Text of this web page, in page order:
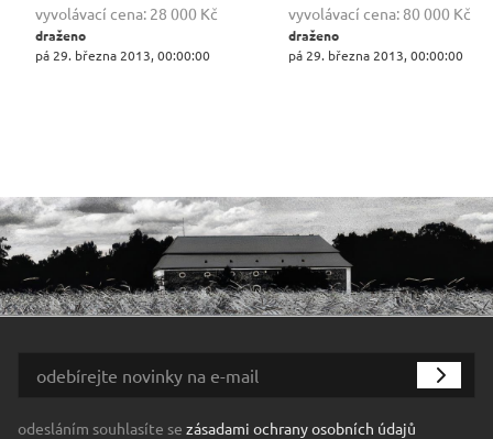
vyvolávací cena: 28 000 Kč
draženo
pá 29. března 2013, 00:00:00
vyvolávací cena: 80 000 Kč
draženo
pá 29. března 2013, 00:00:00
odesláním souhlasíte se zásadami ochrany osobních údajů